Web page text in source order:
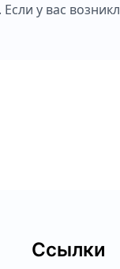
Если у вас
Ссылки